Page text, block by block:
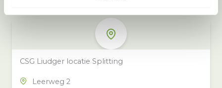
CSG Liudger locatie Splitting
Leerweg 2